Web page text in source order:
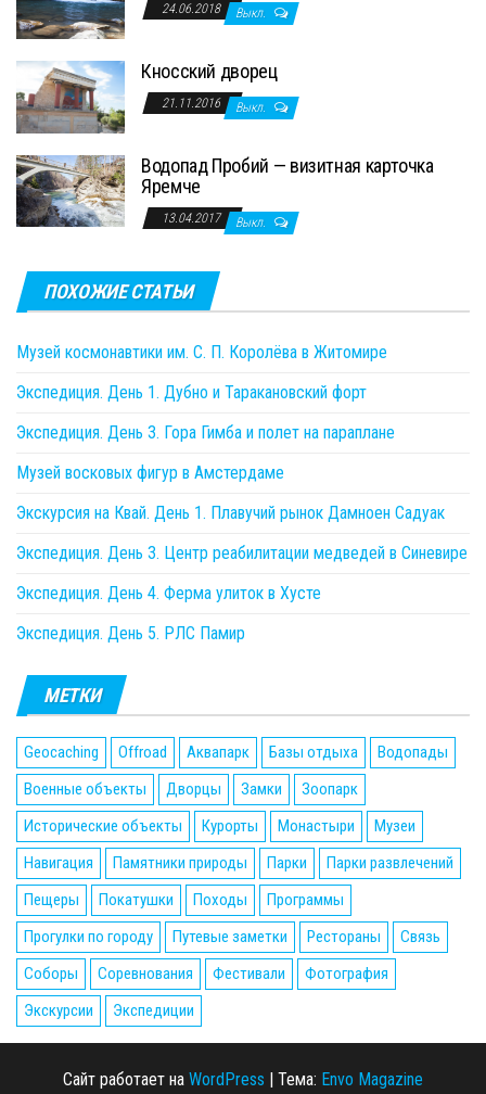
24.06.2018 Выкл.
Кносский дворец
21.11.2016 Выкл.
Водопад Пробий — визитная карточка
Яремче
13.04.2017 Выкл.
ПОХОЖИЕ СТАТЬИ
Музей космонавтики им. С. П. Королёва в Житомире
Экспедиция. День 1. Дубно и Таракановский форт
Экспедиция. День 3. Гора Гимба и полет на параплане
Музей восковых фигур в Амстердаме
Экскурсия на Квай. День 1. Плавучий рынок Дамноен Садуак
Экспедиция. День 3. Центр реабилитации медведей в Синевире
Экспедиция. День 4. Ферма улиток в Хусте
Экспедиция. День 5. РЛС Памир
МЕТКИ
Geocaching Offroad Аквапарк Базы отдыха
Водопады
Военные объекты
Дворцы Замки
Зоопарк
Исторические объекты
Курорты Монастыри
Музеи
Навигация
Памятники природы Парки
Парки развлечений
Пещеры
Покатушки Походы
Программы
Прогулки по городу
Путевые заметки Рестораны
Связь
Соборы
Соревнования Фестивали
Фотография
Экскурсии
Экспедиции
Сайт работает на WordPress | Тема: Envo Magazine